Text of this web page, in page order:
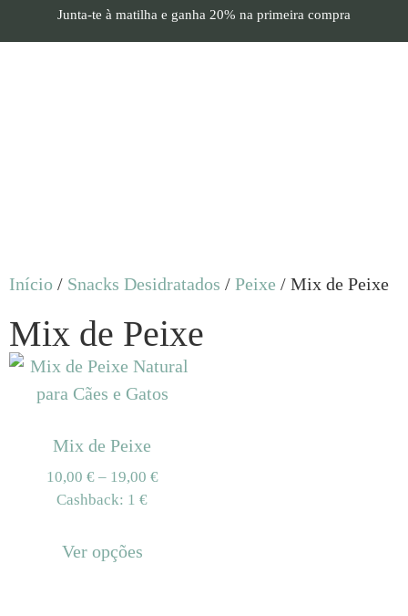
Junta-te à matilha e ganha 20% na primeira compra
Início / Snacks Desidratados / Peixe / Mix de Peixe
Mix de Peixe
Mix de Peixe
10,00 € – 19,00 €
Cashback: 1 €
Ver opções